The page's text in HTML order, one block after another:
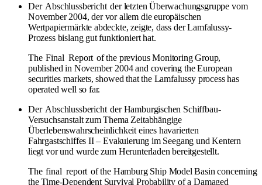
Der Abschlussbericht der letzten Überwachungsgruppe vom
November 2004, der vor allem die europäischen
Wertpapiermärkte abdeckte, zeigte, dass der Lamfalussy-
Prozess bislang gut funktioniert hat.
The Final Report of the previous Monitoring Group,
published in November 2004 and covering the European
securities markets, showed that the Lamfalussy process has
operated well so far.
Der Abschlussbericht der Hamburgischen Schiffbau-
Versuchsanstalt zum Thema Zeitabhängige
Überlebenswahrscheinlichkeit eines havarierten
Fahrgastschiffes II – Evakuierung im Seegang und Kentern
liegt vor und wurde zum Herunterladen bereitgestellt.
The final report of the Hamburg Ship Model Basin concerning
the Time-Dependent Survival Probability of a Damaged